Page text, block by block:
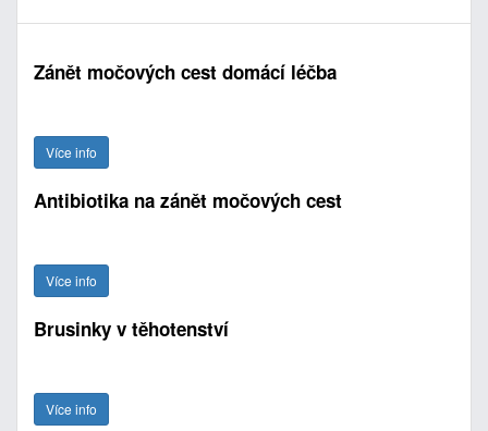
Zánět močových cest domácí léčba
Více info
Antibiotika na zánět močových cest
Více info
Brusinky v těhotenství
Více info